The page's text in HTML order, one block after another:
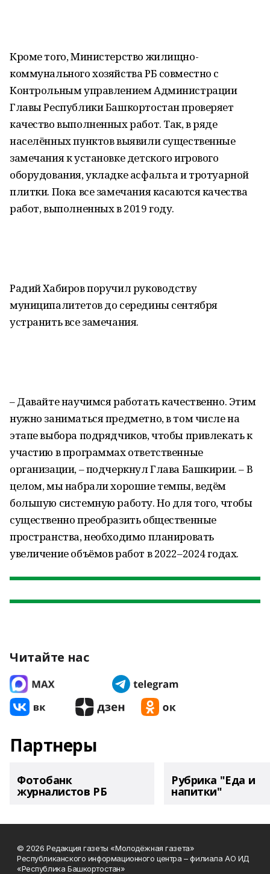
Кроме того, Министерство жилищно-
коммунального хозяйства РБ совместно с
Контрольным управлением Администрации
Главы Республики Башкортостан проверяет
качество выполненных работ. Так, в ряде
населённых пунктов выявили существенные
замечания к установке детского игрового
оборудования, укладке асфальта и тротуарной
плитки. Пока все замечания касаются качества
работ, выполненных в 2019 году.
Радий Хабиров поручил руководству
муниципалитетов до середины сентября
устранить все замечания.
– Давайте научимся работать качественно. Этим
нужно заниматься предметно, в том числе на
этапе выбора подрядчиков, чтобы привлекать к
участию в программах ответственные
организации, – подчеркнул Глава Башкирии. – В
целом, мы набрали хорошие темпы, ведём
большую системную работу. Но для того, чтобы
существенно преобразить общественные
пространства, необходимо планировать
увеличение объёмов работ в 2022–2024 годах.
Читайте нас
Партнеры
Фотобанк
журналистов РБ
Рубрика "Еда и
напитки"
© 2026 Редакция газеты «Молодёжная газета»
Республиканского информационного центра – филиала АО ИД
«Республика Башкортостан»